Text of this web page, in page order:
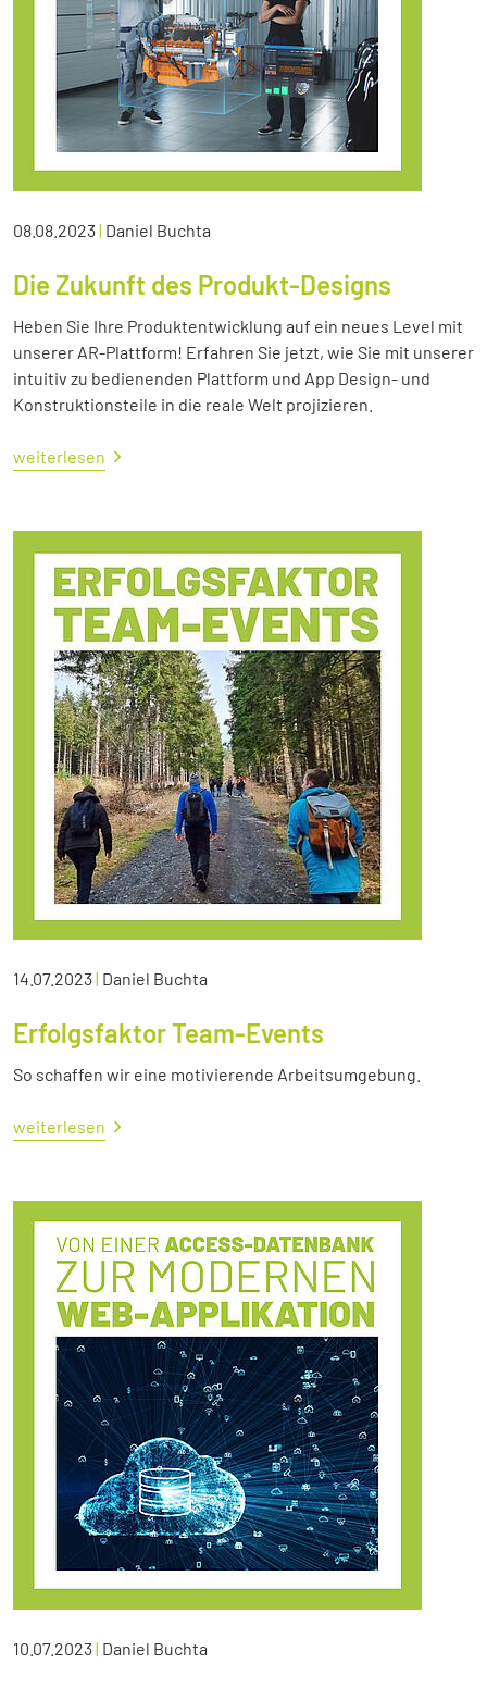
08.08.2023| Daniel Buchta
Die Zukunft des Produkt-Designs
Heben Sie Ihre Produktentwicklung auf ein neues Level mit
unserer AR-Plattform! Erfahren Sie jetzt, wie Sie mit unserer
intuitiv zu bedienenden Plattform und App Design- und
Konstruktionsteile in die reale Welt projizieren.
weiterlesen
14.07.2023| Daniel Buchta
Erfolgsfaktor Team-Events
So schaffen wir eine motivierende Arbeitsumgebung.
weiterlesen
10.07.2023| Daniel Buchta